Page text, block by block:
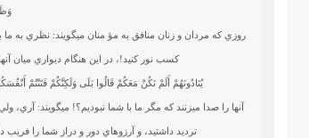
روزي كه مردان و زنان منافق به مؤ منان مي‏گويند: نظري به ما
كسب نور كنيد!، در اين هنگام ديواري ميان
يُنَادُونَهُمْ أَلَمْ نَكُنْ مَعَكُمْ قَالُوا بَلَى وَلَكِنَّكُمْ فَتَنْتُمْ
آنها را صدا مي‏زنند كه مگر ما با شما نبوديم؟! مي‏گويند:
ترديد داشتيد، و آرزوهاي دور و دراز شما را فريب